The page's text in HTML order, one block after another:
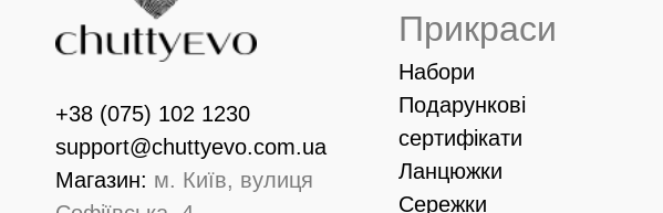
+38 (075) 102 1230
support@chuttyevo.com.ua
Магазин: м. Київ, вулиця
Прикраси
Набори
Подарункові
сертифікати
Ланцюжки
Сережки